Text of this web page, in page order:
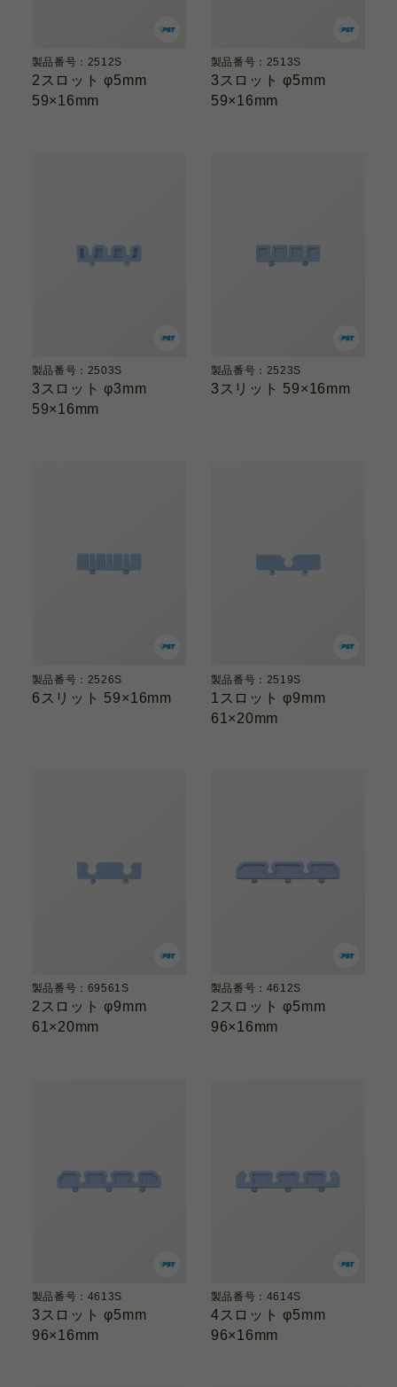
製品番号：2512S
2スロット φ5mm
59×16mm
製品番号：2513S
3スロット φ5mm
59×16mm
製品番号：2503S
3スロット φ3mm
59×16mm
製品番号：2523S
3スリット 59×16mm
製品番号：2526S
6スリット 59×16mm
製品番号：2519S
1スロット φ9mm
61×20mm
製品番号：69561S
2スロット φ9mm
61×20mm
製品番号：4612S
2スロット φ5mm
96×16mm
製品番号：4613S
3スロット φ5mm
96×16mm
製品番号：4614S
4スロット φ5mm
96×16mm